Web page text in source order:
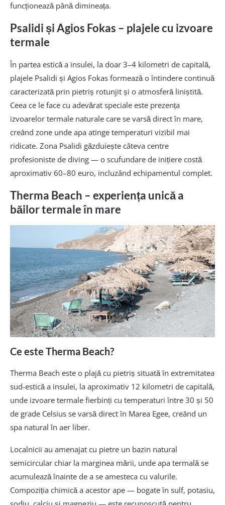
funcționează până dimineața.
Psalidi și Agios Fokas – plajele cu izvoare
termale
În partea estică a insulei, la doar 3–4 kilometri de capitală,
plajele Psalidi și Agios Fokas formează o întindere continuă
caracterizată prin pietriș rotunjit și o atmosferă liniștită.
Ceea ce le face cu adevărat speciale este prezența
izvoarelor termale naturale care se varsă direct în mare,
creând zone unde apa atinge temperaturi vizibil mai
ridicate. Zona Psalidi găzduiește câteva centre
profesioniste de diving — o scufundare de inițiere costă
aproximativ 60–80 euro, incluzând echipamentul complet.
Therma Beach – experiența unică a
băilor termale în mare
Ce este Therma Beach?
Therma Beach este o plajă cu pietriș situată în extremitatea
sud-estică a insulei, la aproximativ 12 kilometri de capitală,
unde izvoare termale fierbinți cu temperaturi între 30 și 50
de grade Celsius se varsă direct în Marea Egee, creând un
spa natural în aer liber.
Localnicii au amenajat cu pietre un bazin natural
semicircular chiar la marginea mării, unde apa termală se
acumulează înainte de a se amesteca cu valurile.
Compoziția chimică a acestor ape — bogate în sulf, potasiu,